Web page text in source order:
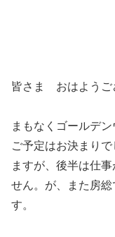
皆さま おはようご
まもなくゴールデン
ご予定はお決まり
ますが、後半は仕
せん。が、また房
す。